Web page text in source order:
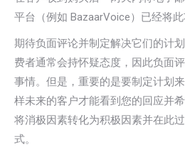
平台（例如 BazaarVoice）已经将此
期待负面评论并制定解决它们的计
费者通常会持怀疑态度，因此负面
事情。但是，重要的是要制定计划
样未来的客户才能看到您的回应并
将消极因素转化为积极因素并在此
式。